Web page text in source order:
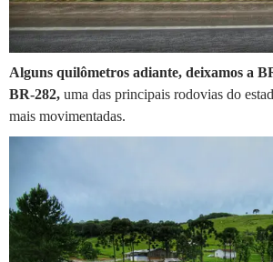
Alguns quilômetros adiante, deixamos a
BR-282, uma das principais rodovias do
mais movimentadas.